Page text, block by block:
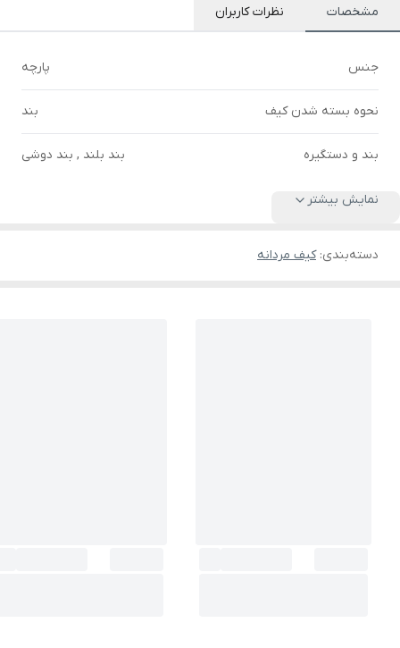
مشخصات نظرات کاربران
جنس پارچه
نحوه بسته شدن کیف بند
بند و دستگیره بند بلند , بند دوشی
نمایش بیشتر
دسته‌بندی:کیف مردانه